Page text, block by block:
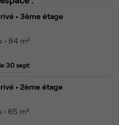
• 3ème étage
• 84 m²
30 sept
• 2ème étage
• 65 m²